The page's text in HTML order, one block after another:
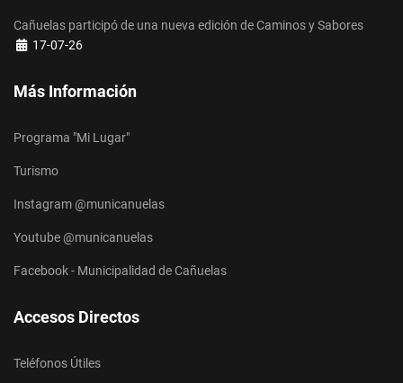
Cañuelas participó de una nueva edición de Caminos y Sabores
Detalles
17-07-26
Más Información
Programa "Mi Lugar"
Turismo
Instagram @municanuelas
Youtube @municanuelas
Facebook - Municipalidad de Cañuelas
Accesos Directos
Teléfonos Útiles